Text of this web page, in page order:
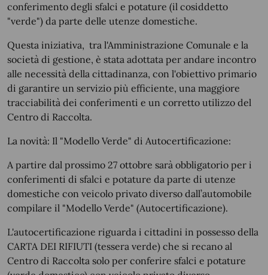
conferimento degli sfalci e potature (il cosiddetto
"verde") da parte delle utenze domestiche.
Questa iniziativa, tra l'Amministrazione Comunale e la
società di gestione, è stata adottata per andare incontro
alle necessità della cittadinanza, con l'obiettivo primario
di garantire un servizio più efficiente, una maggiore
tracciabilità dei conferimenti e un corretto utilizzo del
Centro di Raccolta.
La novità: Il "Modello Verde" di Autocertificazione:
A partire dal prossimo 27 ottobre sarà obbligatorio per i
conferimenti di sfalci e potature da parte di utenze
domestiche con veicolo privato diverso dall’automobile
compilare il "Modello Verde" (Autocertificazione).
L'autocertificazione riguarda i cittadini in possesso della
CARTA DEI RIFIUTI (tessera verde) che si recano al
Centro di Raccolta solo per conferire sfalci e potature